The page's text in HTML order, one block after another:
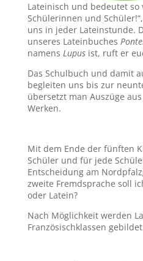
Lateinisch und bedeutet so
Schülerinnen und
uns in jeder Lateinstunde.
unseres Lateinbuches
namens Lupus ist, ruft er
Das Schulbuch und damit
begleiten uns bis zur
übersetzt man Auszüge
Werken.
Mit dem Ende der fünften
Schüler und für jede
Entscheidung am
zweite Fremdsprache soll
oder Latein?
Nach Möglichkeit werden
Französischklassen